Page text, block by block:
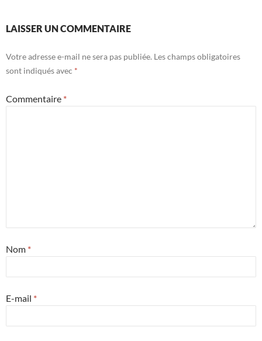
LAISSER UN COMMENTAIRE
Votre adresse e-mail ne sera pas publiée. Les champs obligatoires
sont indiqués avec *
Commentaire *
Nom *
E-mail *